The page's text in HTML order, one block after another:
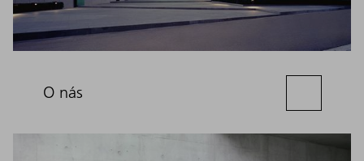
O nás